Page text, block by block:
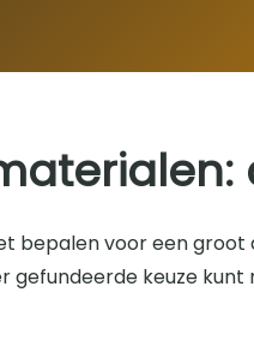
bepalen voor een
gefundeerde keuze kunt